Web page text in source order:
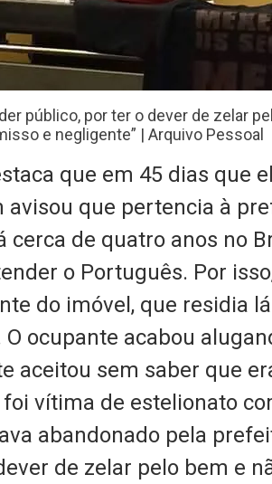
público, por ter o dever de zelar
e negligente” | Arquivo Pessoal
que em 45 dias que
avisou que pertencia à
cerca de quatro anos no
o Português. Por
do imóvel, que residia
ocupante acabou
aceitou sem saber que
vítima de estelionato
abandonado pela
de zelar pelo bem e